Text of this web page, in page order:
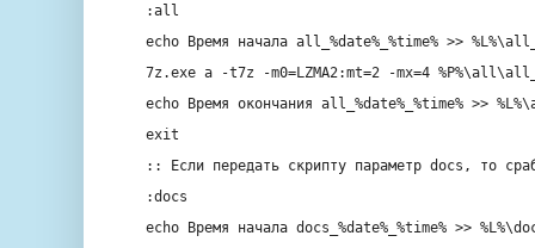
:all
echo Время начала all_%date%_%time% >>
7z.exe a -t7z -m0=LZMA2:mt=2 -mx=4
echo Время окончания all_%date%_%time% >>
exit
:: Если передать скрипту параметр docs, то
:docs
echo Время начала docs_%date%_%time% >>